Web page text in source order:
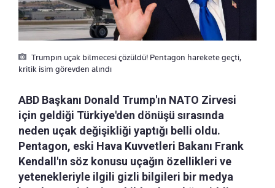
Trumpın uçak bilmecesi çözüldü! Pentagon harekete geçti,
kritik isim görevden alındı
ABD Başkanı Donald Trump'ın NATO Zirvesi
için geldiği Türkiye'den dönüşü sırasında
neden uçak değişikliği yaptığı belli oldu.
Pentagon, eski Hava Kuvvetleri Bakanı Frank
Kendall'ın söz konusu uçağın özellikleri ve
yetenekleriyle ilgili gizli bilgileri bir medya